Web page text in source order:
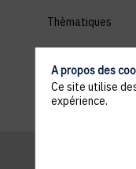
Thèmatiques
Effacer tous les
A propos des
Ce site utilise
expérience.